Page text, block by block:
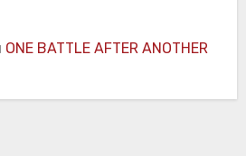
ONE BATTLE AFTER ANOTHER